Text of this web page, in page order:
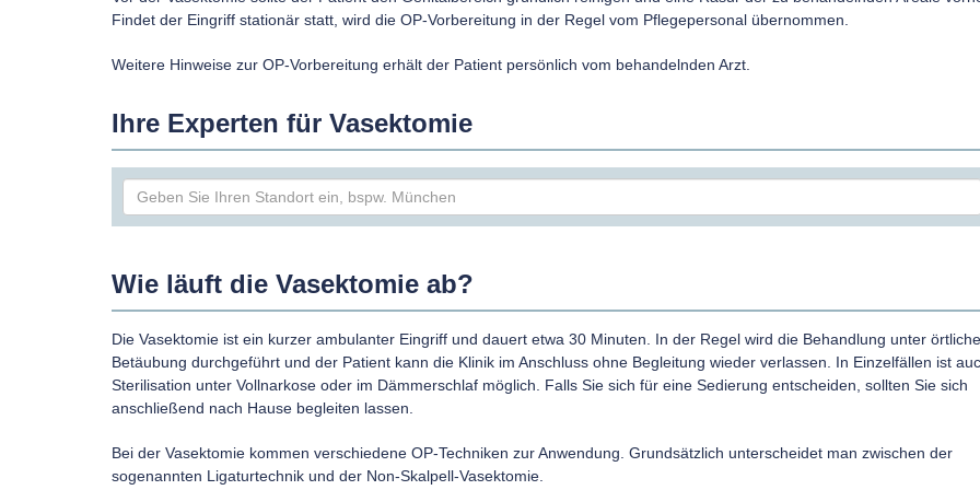
Findet der Eingriff stationär statt, wird die OP-Vorbereitung in der Regel vom Pflegepersonal übernommen.
Weitere Hinweise zur OP-Vorbereitung erhält der Patient persönlich vom behandelnden Arzt.
Ihre Experten für Vasektomie
Wie läuft die Vasektomie ab?
Die Vasektomie ist ein kurzer ambulanter Eingriff und dauert etwa 30 Minuten. In der Regel wird die Behandlung unter
Betäubung durchgeführt und der Patient kann die Klinik im Anschluss ohne Begleitung wieder verlassen. In Einzelfällen ist
Sterilisation unter Vollnarkose oder im Dämmerschlaf möglich. Falls Sie sich für eine Sedierung entscheiden, sollten Sie sich
anschließend nach Hause begleiten lassen.
Bei der Vasektomie kommen verschiedene OP-Techniken zur Anwendung. Grundsätzlich unterscheidet man zwischen der
sogenannten Ligaturtechnik und der Non-Skalpell-Vasektomie.